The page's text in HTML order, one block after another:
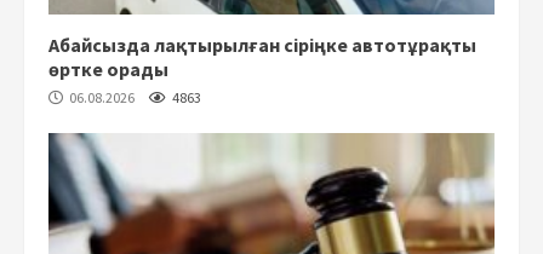
Абайсызда лақтырылған сіріңке автотұрақты
өртке орады
06.08.2026 4863